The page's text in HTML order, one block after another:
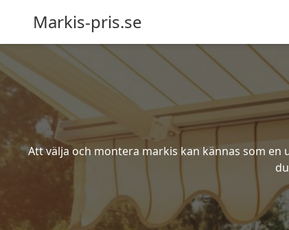
Markis-pris.se
Att välja och montera markis kan kännas som